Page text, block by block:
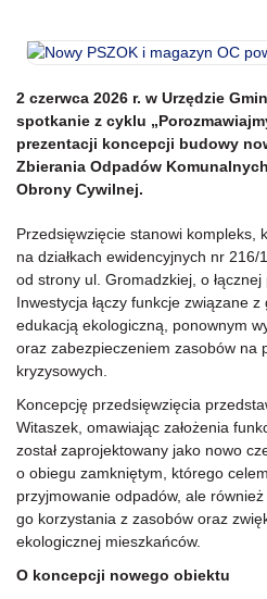
2 czerwca 2026 r. w Urzędzie
spotkanie z cyklu
prezentacji koncepcji budowy
Zbierania Odpadów
Obrony Cywilnej.
Przedsięwzięcie stanowi kompleks,
na działkach ewidencyjnych nr
od strony ul. Gromadzkiej, o łącznej
Inwestycja łączy funkcje związane
edukacją ekologiczną, ponownym
oraz zabezpieczeniem zasobów na
kryzysowych.
Koncepcję przedsięwzięcia
Witaszek, omawiając założenia
został zaprojektowany jako nowo
o obiegu zamkniętym, którego
przyjmowanie odpadów, ale
go korzystania z zasobów oraz
ekologicznej mieszkańców.
O koncepcji nowego obiektu